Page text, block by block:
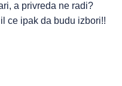
a privreda ne radi?
ce ipak da budu izbori!!